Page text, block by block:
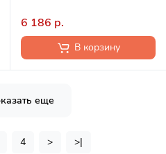
6 186 р.
В корзину
еще
4 > >|